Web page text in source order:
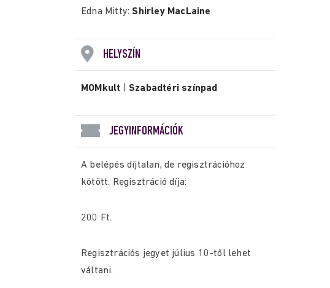
Edna Mitty:Shirley MacLaine
HELYSZÍN
MOMkult |Szabadtéri színpad
JEGYINFORMÁCIÓK
A belépés díjtalan, de regisztrációhoz
kötött. Regisztráció díja:
200 Ft.
Regisztrációs jegyet július 10-től lehet
váltani.